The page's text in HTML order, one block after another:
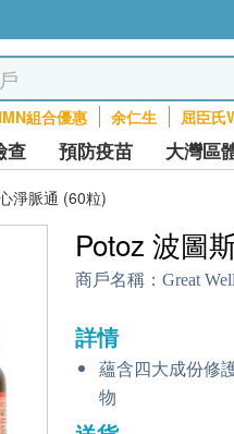
組合優惠 余仁生 屈臣氏
查 預防疫苗 大灣區
淨脈通 (60粒)
Potoz 波圖
商戶名稱： Great
詳情
蘊含四大成份修
物